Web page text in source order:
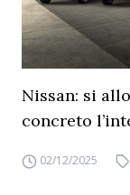
Nissan: si
concreto
02/12/2025